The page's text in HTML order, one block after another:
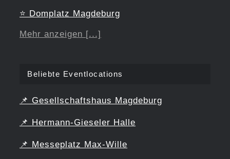
⭐ Domplatz Magdeburg
Mehr anzeigen [...]
Beliebte Eventlocations
📌 Gesellschaftshaus Magdeburg
📌 Hermann-Gieseler Halle
📌 Messeplatz Max-Wille